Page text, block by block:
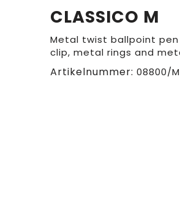
CLASSICO M
Metal twist ballpoint
clip, metal rings and
Artikelnummer: 08800/